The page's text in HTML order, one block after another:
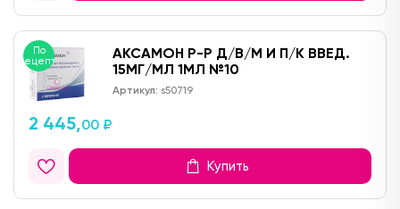
По
рецепту
АКСАМОН Р-Р Д/В/М И П/К ВВЕД.
15МГ/МЛ 1МЛ №10
Артикул: s50719
2 445,00 ₽
Купить